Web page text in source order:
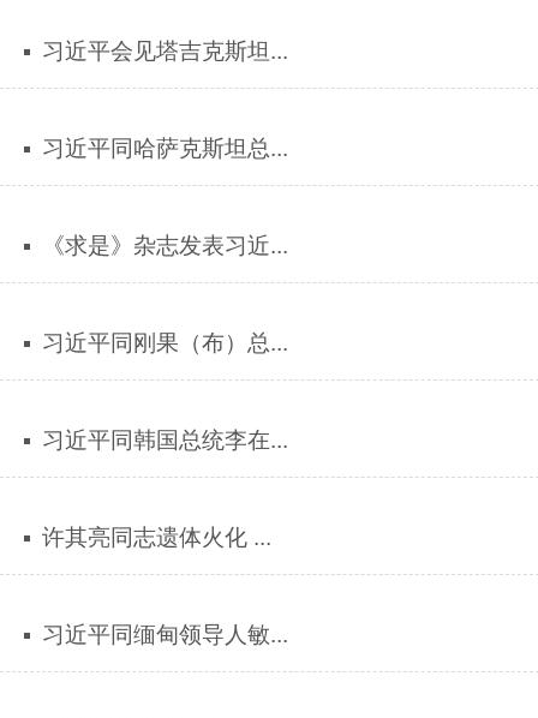
习近平会见塔吉克斯坦...
习近平同哈萨克斯坦总...
《求是》杂志发表习近...
习近平同刚果（布）总...
习近平同韩国总统李在...
许其亮同志遗体火化 ...
习近平同缅甸领导人敏...